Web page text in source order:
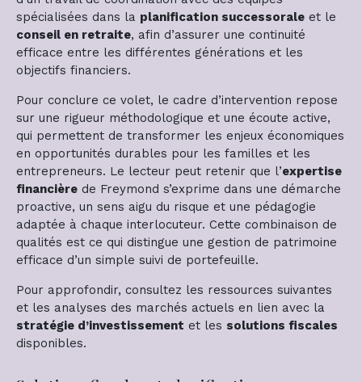
spécialisées dans la planification successorale et le
conseil en retraite, afin d’assurer une continuité
efficace entre les différentes générations et les
objectifs financiers.
Pour conclure ce volet, le cadre d’intervention repose
sur une rigueur méthodologique et une écoute active,
qui permettent de transformer les enjeux économiques
en opportunités durables pour les familles et les
entrepreneurs. Le lecteur peut retenir que l’expertise
financière de Freymond s’exprime dans une démarche
proactive, un sens aigu du risque et une pédagogie
adaptée à chaque interlocuteur. Cette combinaison de
qualités est ce qui distingue une gestion de patrimoine
efficace d’un simple suivi de portefeuille.
Pour approfondir, consultez les ressources suivantes
et les analyses des marchés actuels en lien avec la
stratégie d’investissement et les solutions fiscales
disponibles.